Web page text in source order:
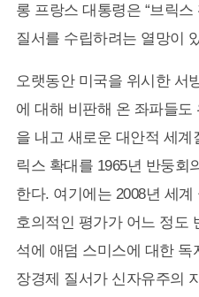
롱 프랑스 대통령은 “브릭
질서를 수립하려는 열망이
오랫동안 미국을 위시한 서
에 대해 비판해 온 좌파들
을 내고 새로운 대안적 세
릭스 확대를 1965년 반둥회
한다. 여기에는 2008년 세
호의적인 평가가 어느 정도
석에 애덤 스미스에 대한
장경제 질서가 신자유주의